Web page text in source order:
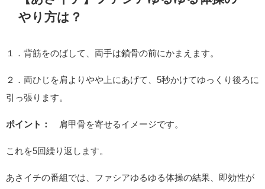
やり方は？
１．背筋をのばして、両手は鎖骨の前にかまえます。
２．両ひじを肩よりやや上にあげて、5秒かけてゆっくり後ろに
引っ張ります。
ポイント： 肩甲骨を寄せるイメージです。
これを5回繰り返します。
あさイチの番組では、ファシアゆるゆる体操の結果、即効性が